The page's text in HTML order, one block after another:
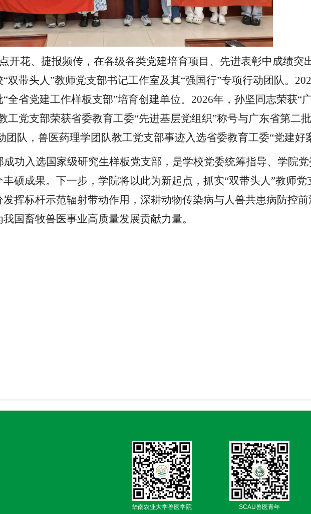
开花、捷报频传，在各级各类党建培育项目、先进表彰中成绩突
“双带头人”教师党支部书记工作室及其“强国行”专项行动团队。
全省党建工作样板支部”培育创建单位。2026年，孙坚同志荣获“
工党支部荣获省委教育工委“先进基层党组织”称号与广东省第二
团队，兽医药理学团队教工党支部事迹入选省委教育工委“党建好
功入选国家级研究生样板党支部，是学校党委统筹指导、学院
硕成果。下一步，学院将以此为新起点，抓实“双带头人”教师
挥标杆示范辐射带动作用，深耕动物传染病与人兽共患病防控
国畜牧兽医事业高质量发展贡献力量。
华南农业大学兽医学院 SCAU兽医青年